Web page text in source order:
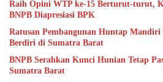
Raih Opini WTP ke-15 Berturut-turut,
BNPB Diapresiasi BPK
Ratusan Pembangunan Huntap
Berdiri di Sumatra Barat
BNPB Serahkan Kunci Hunian Tetap
Sumatra Barat